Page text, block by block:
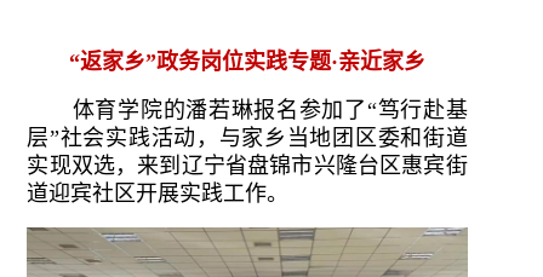
“返家乡”政务岗位实践专题·亲近家乡
体育学院的潘若琳报名参加了“笃行赴基
层”社会实践活动，与家乡当地团区委和街道
实现双选，来到辽宁省盘锦市兴隆台区惠宾街
道迎宾社区开展实践工作。